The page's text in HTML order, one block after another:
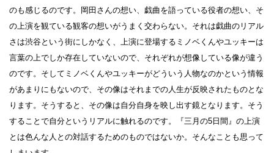
のも感じるのです。岡田さんの想い、戯曲を語っている役者の想い、そ
の上演を観ている観客の想いがうまく交わらない。それは戯曲のリアル
さは渋谷という街にしかなく、上演に登場するミノベくんやユッキーは
言葉の上でしか存在していないので、それぞれが想像している像が違う
のです。そしてミノベくんやユッキーがどういう人物なのかという情報
があまりにもないので、その像はそれまでの人生が反映されたものとな
ります。そうすると、その像は自分自身を映し出す鏡となります。そう
することで自分というリアルに触れるのです。『三月の5日間』の上演
とは色んな人との対話するためのものではないか。そんなことも思って